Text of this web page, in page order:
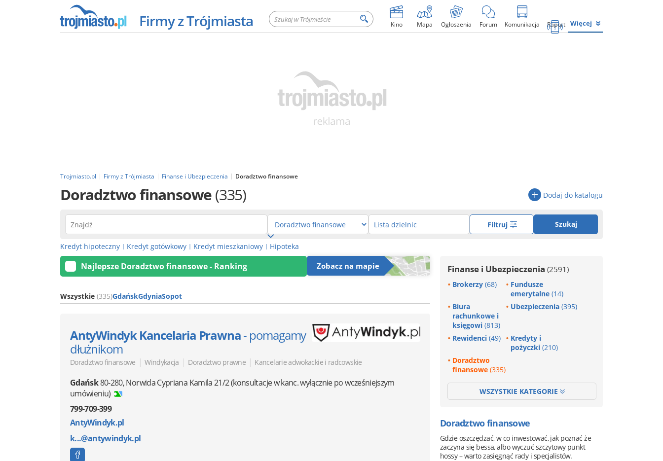
Firmy z Trójmiasta Kino Mapa Ogłoszenia Forum Komunikacja Raport Więcej
Trojmiasto.pl Firmy z Trójmiasta Finanse i Ubezpieczenia Doradztwo finansowe
Doradztwo finansowe(335) Dodaj do katalogu
Filtruj Szukaj
Kredyt hipoteczny | Kredyt gotówkowy | Kredyt mieszkaniowy | Hipoteka
Najlepsze Doradztwo finansowe - Ranking Zobacz na mapie
Wszystkie (335)GdańskGdyniaSopot
AntyWindyk Kancelaria Prawna- pomagamy
dłużnikom
Doradztwo finansowe | Windykacja | Doradztwo prawne | Kancelarie adwokackie i radcowskie
Gdańsk80-280,Norwida Cypriana Kamila 21/2(konsultacje w kanc. wyłącznie po wcześniejszym
umówieniu)
799-709-399
AntyWindyk.pl
k...@antywindyk.pl
Finanse i Ubezpieczenia (2591)
Brokerzy (68)
Fundusze
emerytalne (14)
Biura
rachunkowe i
księgowi (813)
Ubezpieczenia (395)
Rewidenci (49)
Kredyty i
pożyczki (210)
Doradztwo
finansowe (335)
WSZYSTKIE KATEGORIE
Doradztwo finansowe
Gdzie oszczędzać, w co inwestować, jak poznać że
zaczyna się bessa, albo wyczuć szczytowy punkt
hossy – warto zasięgnąć rady i specjalistów.